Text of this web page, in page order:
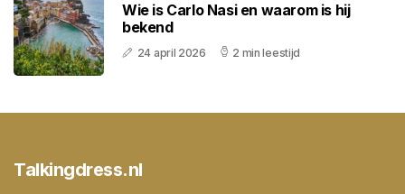
Wie is Carlo Nasi en waarom is hij
bekend
24 april 2026 2 min leestijd
Talkingdress.nl